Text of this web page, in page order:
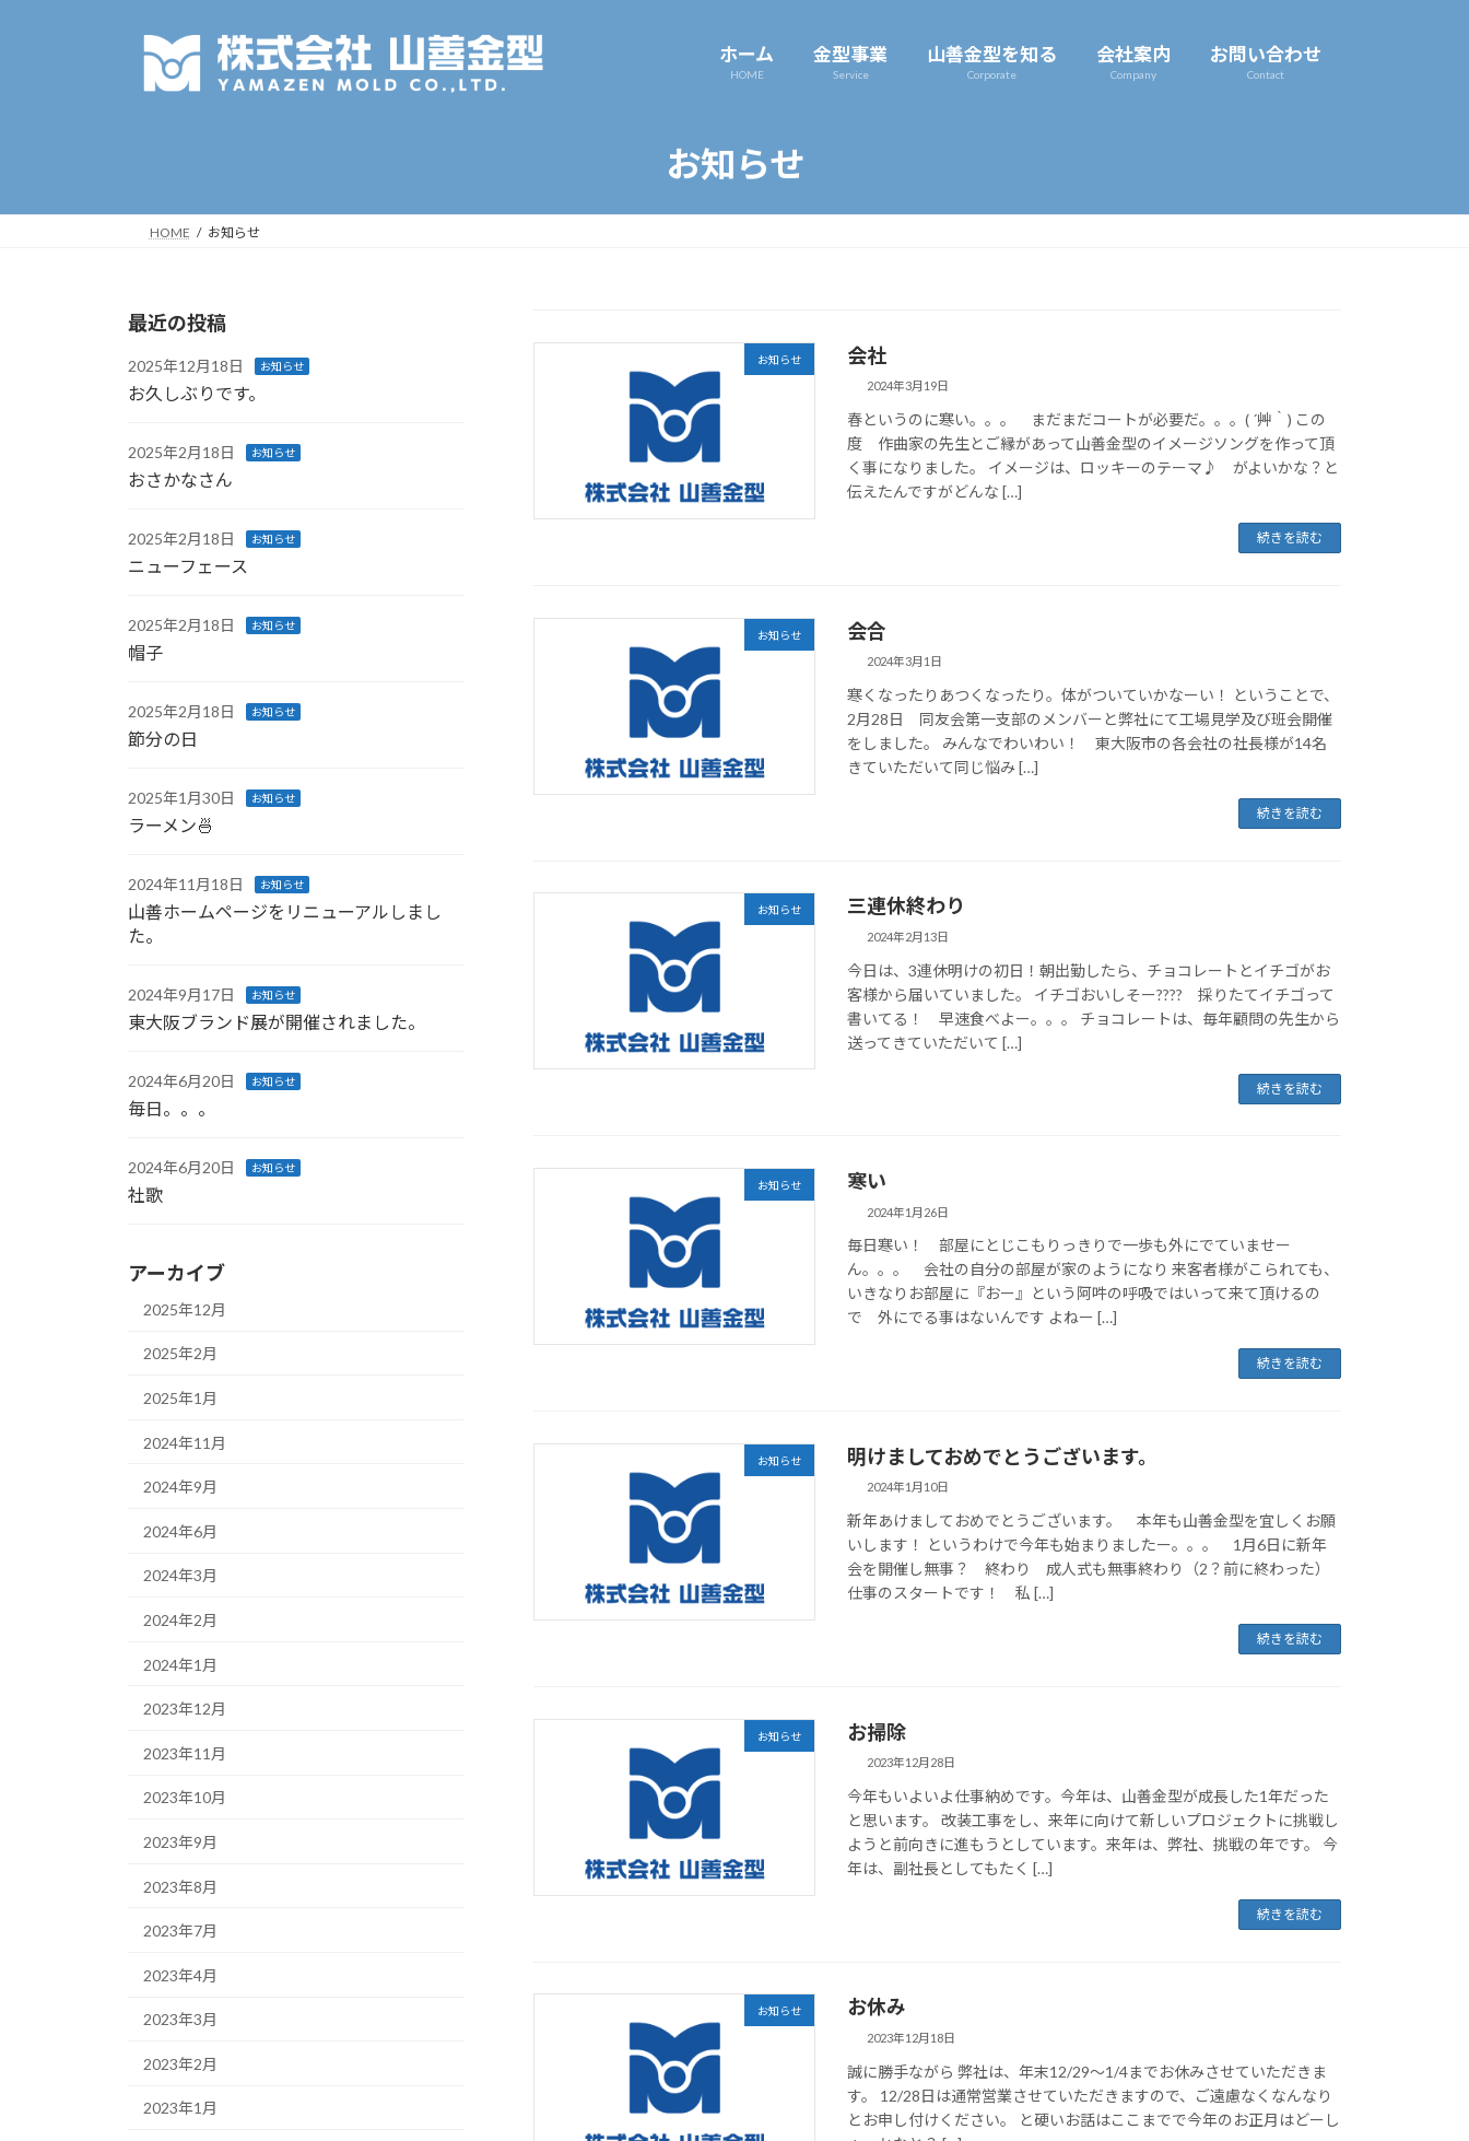
ホーム
HOME
金型事業
Service
山善金型を知る
Corporate
会社案内
Company
お問い合わせ
Contact
お知らせ
HOME お知らせ
お知らせ 会社
2024年3月19日
春というのに寒い。。。 まだまだコートが必要だ。。。( ´艸｀) この
度 作曲家の先生とご縁があって山善金型のイメージソングを作って頂
く事になりました。 イメージは、ロッキーのテーマ♪ がよいかな？と
伝えたんですがどんな […]
続きを読む
お知らせ 会合
2024年3月1日
寒くなったりあつくなったり。体がついていかなーい！ ということで、
2月28日 同友会第一支部のメンバーと弊社にて工場見学及び班会開催
をしました。 みんなでわいわい！ 東大阪市の各会社の社長様が14名
きていただいて同じ悩み […]
続きを読む
お知らせ 三連休終わり
2024年2月13日
今日は、3連休明けの初日！朝出勤したら、チョコレートとイチゴがお
客様から届いていました。 イチゴおいしそー???? 採りたてイチゴって
書いてる！ 早速食べよー。。。 チョコレートは、毎年顧問の先生から
送ってきていただいて […]
続きを読む
お知らせ 寒い
2024年1月26日
毎日寒い！ 部屋にとじこもりっきりで一歩も外にでていませー
ん。。。 会社の自分の部屋が家のようになり 来客者様がこられても、
いきなりお部屋に『おー』という阿吽の呼吸ではいって来て頂けるの
で 外にでる事はないんです よねー […]
続きを読む
お知らせ 明けましておめでとうございます。
2024年1月10日
新年あけましておめでとうございます。 本年も山善金型を宜しくお願
いします！ というわけで今年も始まりましたー。。。 1月6日に新年
会を開催し無事？ 終わり 成人式も無事終わり（2？前に終わった）
仕事のスタートです！ 私 […]
続きを読む
お知らせ お掃除
2023年12月28日
今年もいよいよ仕事納めです。今年は、山善金型が成長した1年だった
と思います。 改装工事をし、来年に向けて新しいプロジェクトに挑戦し
ようと前向きに進もうとしています。来年は、弊社、挑戦の年です。 今
年は、副社長としてもたく […]
続きを読む
お知らせ お休み
2023年12月18日
誠に勝手ながら 弊社は、年末12/29～1/4までお休みさせていただきま
す。 12/28日は通常営業させていただきますので、ご遠慮なくなんなり
とお申し付けください。 と硬いお話はここまでで今年のお正月はどーし
最近の投稿
2025年12月18日 お知らせ
お久しぶりです。
2025年2月18日 お知らせ
おさかなさん
2025年2月18日 お知らせ
ニューフェース
2025年2月18日 お知らせ
帽子
2025年2月18日 お知らせ
節分の日
2025年1月30日 お知らせ
ラーメン🍜
2024年11月18日 お知らせ
山善ホームページをリニューアルしまし
た。
2024年9月17日 お知らせ
東大阪ブランド展が開催されました。
2024年6月20日 お知らせ
毎日。。。
2024年6月20日 お知らせ
社歌
アーカイブ
2025年12月
2025年2月
2025年1月
2024年11月
2024年9月
2024年6月
2024年3月
2024年2月
2024年1月
2023年12月
2023年11月
2023年10月
2023年9月
2023年8月
2023年7月
2023年4月
2023年3月
2023年2月
2023年1月